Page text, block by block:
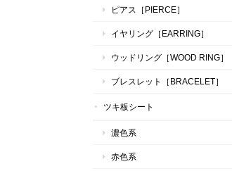
ピアス［PIERCE］
イヤリング［EARRING］
ウッドリング［WOOD RING］
ブレスレット［BRACELET］
ツキ板シート
濃色系
赤色系